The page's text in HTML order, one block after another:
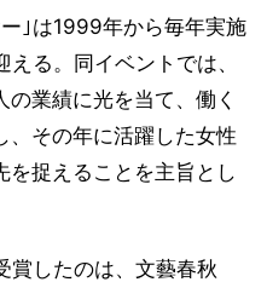
｣は1999年から毎年実施
る。同イベントでは、
業績に光を当て、働く
、その年に活躍した女性
を捉えることを主旨とし
賞したのは、文藝春秋